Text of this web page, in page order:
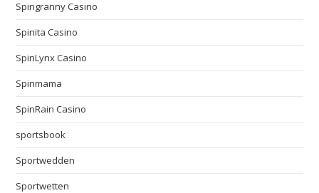
Spingranny Casino
Spinita Casino
SpinLynx Casino
Spinmama
SpinRain Casino
sportsbook
Sportwedden
Sportwetten